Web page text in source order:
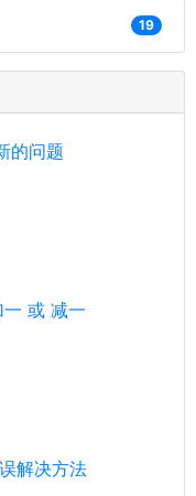
19
的问题
或 减一
解决方法